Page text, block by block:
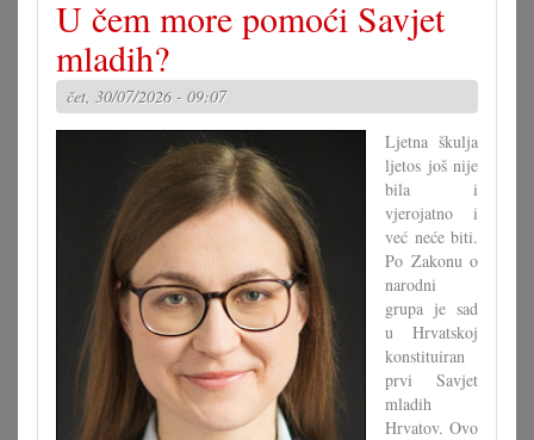
tamburaški
kemp
s
koncertom
u
Pagu
U čem more pomoći Savjet
mladih?
čet, 30/07/2026 - 09:07
Ljetna škulja
ljetos još nije
bila i
vjerojatno i
već neće biti.
Po Zakonu o
narodni
grupa je sad
u Hrvatskoj
konstituiran
prvi Savjet
mladih
Hrvatov. Ovo